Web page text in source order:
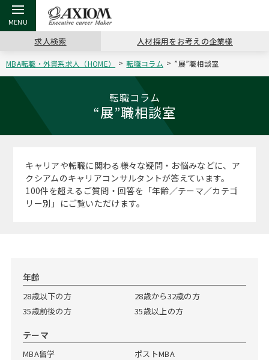
戻る
アクシアムの特長
サービス案内
戻る
キャリア支援 TOP
キャリアデザイン講座
（最新求人市場動向）
ステージ別アドバイス
MBAの転職事例
インターン受入企業一覧
MBAを生かす求人特集
年齢と年収の相関図
戻る
転職ツール TOP
英文レジュメの書き方
日本語履歴書テンプレート
Web面接の準備・注意点
戻る
転職コラム TOP
“展”職相談室
コンサルティングの現場から
注目企業インタビュー
戻る
イベント・セミナー TOP
キャリアデザインセミナー
ジョブフェア
プロ経営者の特別セミナー
Career Talk Live
MBA NETWORKING
戻る
会社概要 TOP
アクセス
ニュースリリース
求人検索 人材採用をお考えの企業様
MBA転職・外資系求人（HOME） 転職コラム ”展”職相談室
転職コラム
“展”職相談室
キャリアや転職に関わる様々な疑問・お悩みなどに、ア
クシアムのキャリアコンサルタントが答えています。
100件を超えるご質問・回答を「年齢／テーマ／カテゴ
リー別」にご覧いただけます。
年齢
28歳以下の方
28歳から32歳の方
35歳前後の方
35歳以上の方
テーマ
MBA留学
ポストMBA